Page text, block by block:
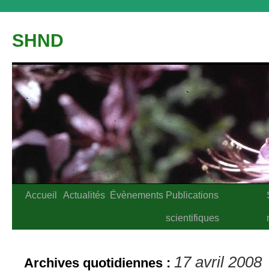
contenu
SHND
Accueil Actualités Évènements Publications
scientifiques
Archives quotidiennes : 17 avril 2008